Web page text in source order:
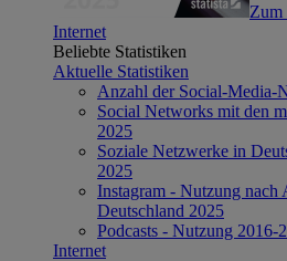
Zum
Internet
Beliebte Statistiken
Aktuelle Statistiken
Anzahl der Social-Media-
Social Networks mit den
2025
Soziale Netzwerke in
2025
Instagram - Nutzung nach
Deutschland 2025
Podcasts - Nutzung 2016-
Internet